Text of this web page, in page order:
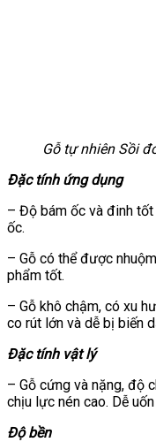
Gỗ tự nhiên Sồi
Đặc tính ứng dụng
– Độ bám ốc và đinh
ốc.
– Gỗ có thể được
phẩm tốt.
– Gỗ khô chậm, có xu
co rút lớn và dễ bị biến
Đặc tính vật lý
– Gỗ cứng và nặng, độ
chịu lực nén cao. Dễ
Độ bền